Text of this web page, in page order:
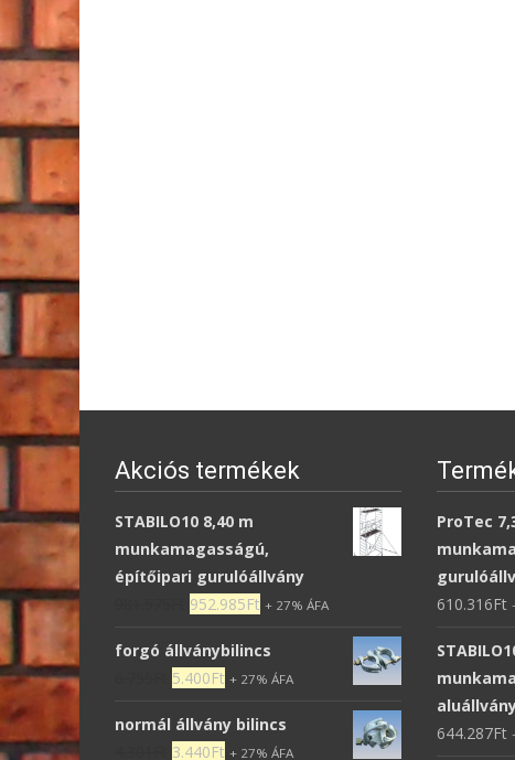
Akciós termékek
STABILO10 8,40 m
munkamagasságú,
építőipari gurulóállvány
952.985Ft + 27% ÁFA
forgó állványbilincs
5.400Ft + 27% ÁFA
normál állvány bilincs
3.440Ft + 27% ÁFA
ProTec
610.316Ft
644.287Ft